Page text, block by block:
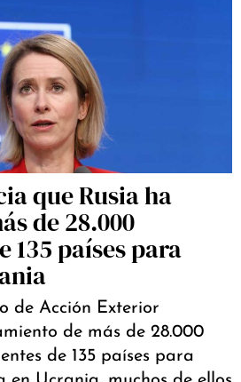
que Rusia ha
de 28.000
135 países para
de Acción Exterior
de más de 28.000
de 135 países para